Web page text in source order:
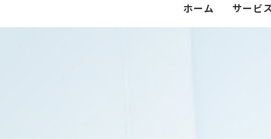
ホーム サービ